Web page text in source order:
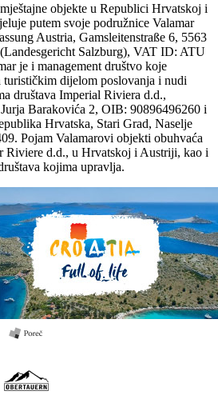
objekte u Republici Hrvatskoj i
putem svoje podružnice Valamar
Austria, Gamsleitenstraße 6, 5563
Salzburg), VAT ID: ATU
je i management društvo koje
turističkim dijelom poslovanja i nudi
društava Imperial Riviera d.d.,
Barakovića 2, OIB: 90896496260 i
Hrvatska, Stari Grad, Naselje
Pojam Valamarovi objekti obuhvaća
Riviere d.d., u Hrvatskoj i Austriji, kao i
kojima upravlja.